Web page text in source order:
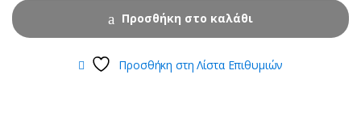
Προσθήκη στο καλάθι
Προσθήκη στη Λίστα Επιθυμιών